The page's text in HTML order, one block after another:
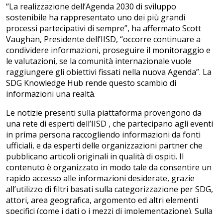
“La realizzazione dell’Agenda 2030 di sviluppo
sostenibile ha rappresentato uno dei più grandi
processi partecipativi di sempre”, ha affermato Scott
Vaughan, Presidente dell’IISD, “occorre continuare a
condividere informazioni, proseguire il monitoraggio e
le valutazioni, se la comunità internazionale vuole
raggiungere gli obiettivi fissati nella nuova Agenda”. La
SDG Knowledge Hub rende questo scambio di
informazioni una realtà.
Le notizie presenti sulla piattaforma provengono da
una rete di esperti dell’IISD , che partecipano agli eventi
in prima persona raccogliendo informazioni da fonti
ufficiali, e da esperti delle organizzazioni partner che
pubblicano articoli originali in qualità di ospiti. Il
contenuto è organizzato in modo tale da consentire un
rapido accesso alle informazioni desiderate, grazie
all’utilizzo di filtri basati sulla categorizzazione per SDG,
attori, area geografica, argomento ed altri elementi
specifici (come i dati o i mezzi di implementazione). Sulla